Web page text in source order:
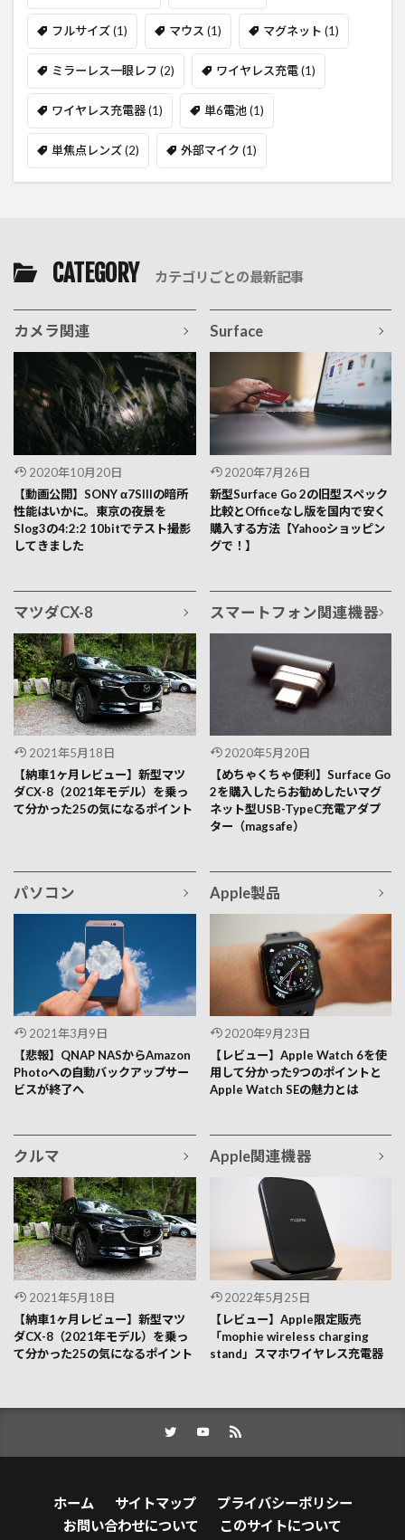
フルサイズ(1) マウス (1) マグネット (1)
ミラーレス一眼レフ (2) ワイヤレス充電(1)
ワイヤレス充電器(1) 単6電池(1)
単焦点レンズ(2) 外部マイク (1)
CATEGORY カテゴリごとの最新記事
カメラ関連
2020年10月20日
【動画公開】SONY α7SIIIの暗所
性能はいかに。東京の夜景を
Slog3の4:2:2 10bitでテスト撮影
してきました
Surface
2020年7月26日
新型Surface Go 2の旧型スペック
比較とOfficeなし版を国内で安く
購入する方法【Yahooショッピン
グで！】
マツダCX-8
2021年5月18日
【納車1ヶ月レビュー】新型マツ
ダCX-8（2021年モデル）を乗っ
て分かった25の気になるポイント
スマートフォン関連機器
2020年5月20日
【めちゃくちゃ便利】Surface Go
2を購入したらお勧めしたいマグ
ネット型USB-TypeC充電アダプ
ター（magsafe）
パソコン
2021年3月9日
【悲報】QNAP NASからAmazon
Photoへの自動バックアップサー
ビスが終了へ
Apple製品
2020年9月23日
【レビュー】Apple Watch 6を使
用して分かった9つのポイントと
Apple Watch SEの魅力とは
クルマ
2021年5月18日
【納車1ヶ月レビュー】新型マツ
ダCX-8（2021年モデル）を乗っ
て分かった25の気になるポイント
Apple関連機器
2022年5月25日
【レビュー】Apple限定販売
「mophie wireless charging
stand」スマホワイヤレス充電器
ホーム サイトマップ
プライバシーポリシー
お問い合わせについて
このサイトについて